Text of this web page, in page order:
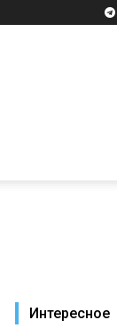
Интересное